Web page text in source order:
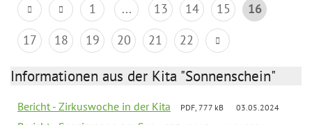
1 ... 13 14 15
16
17
18 19 20 21 22
Informationen aus der Kita "Sonnenschein"
Bericht - Zirkuswoche in der Kita PDF, 777 kB 03.05.2024